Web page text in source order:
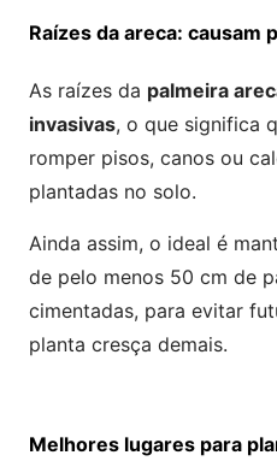
Raízes da areca: causam
As raízes da palmeira
invasivas, o que significa
romper pisos, canos ou
plantadas no solo.
Ainda assim, o ideal é
de pelo menos 50 cm de
cimentadas, para evitar
planta cresça demais.
Melhores lugares para